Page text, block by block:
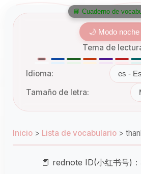
🌙 Modo noche
Tema de
Idioma:
Tamaño de letra:
Inicio > Lista de vocabulario >
📕 rednote ID(小红书号)
📘 Cuaderno de